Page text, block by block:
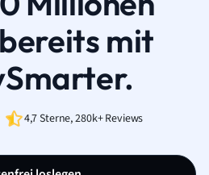
mit
4,7 Sterne, 280k+ Reviews